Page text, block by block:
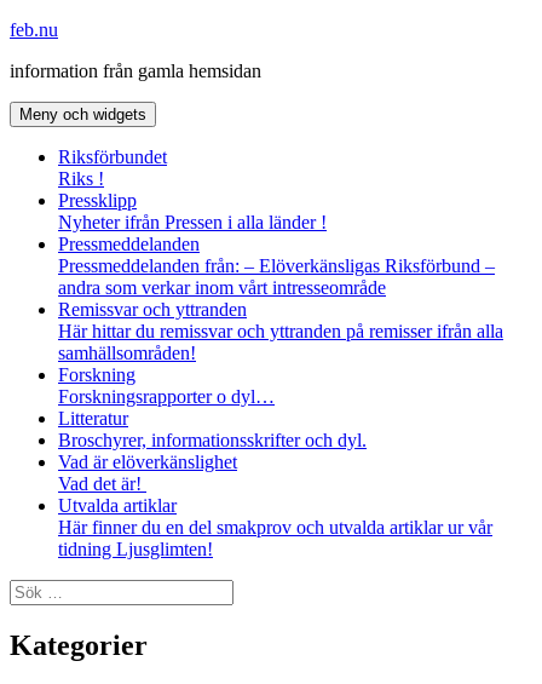
Hoppa
innehåll
feb.nu
information från gamla hemsidan
Meny och widgets
Riksförbundet
Riks !
Pressklipp
Nyheter ifrån Pressen i alla länder !
Pressmeddelanden
Pressmeddelanden från: – Elöverkänsligas Riksförbund –
andra som verkar inom vårt intresseområde
Remissvar och yttranden
Här hittar du remissvar och yttranden på remisser ifrån alla
samhällsområden!
Forskning
Forskningsrapporter o dyl…
Litteratur
Broschyrer, informationsskrifter och dyl.
Vad är elöverkänslighet
Vad det är!
Utvalda artiklar
Här finner du en del smakprov och utvalda artiklar ur vår
tidning Ljusglimten!
Sök
efter:
Kategorier